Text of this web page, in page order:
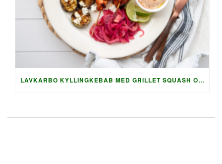
LAVKARBO KYLLINGKEBAB MED GRILLET SQUASH OG AUBERGINE